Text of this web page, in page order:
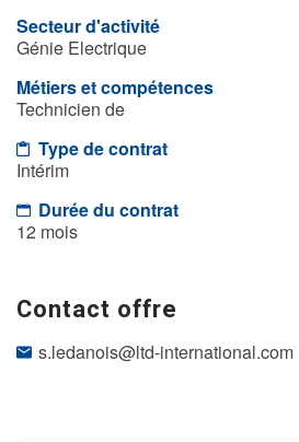
Secteur d'activité
Génie Electrique
Métiers et compétences
Technicien de
Type de contrat
Intérim
Durée du contrat
12 mois
Contact offre
s.ledanois@ltd-international.com